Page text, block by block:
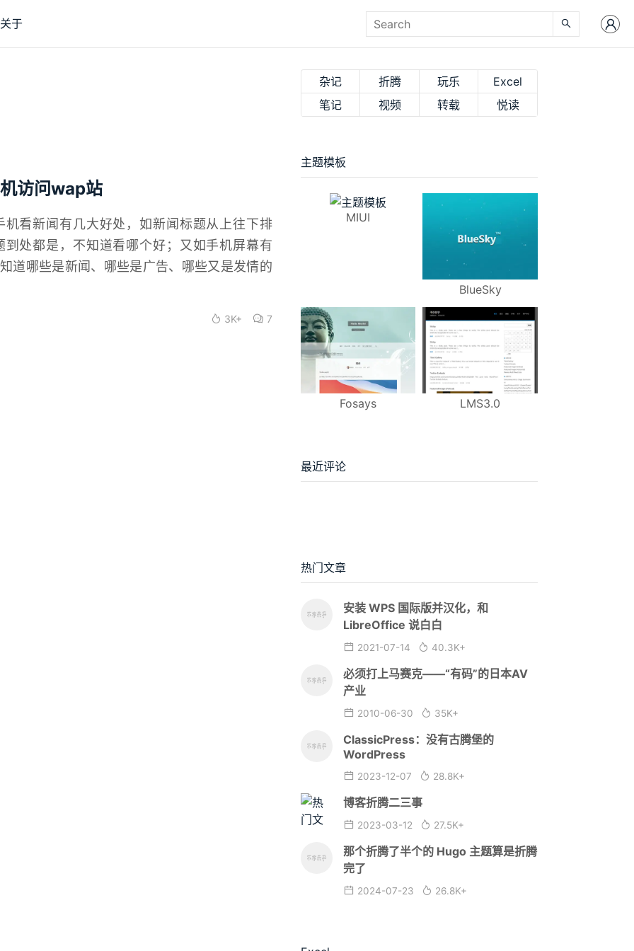
关于
访问wap站
看新闻有几大好处，如新闻标题从上往下排
处都是，不知道看哪个好；又如手机屏幕有
道哪些是新闻、哪些是广告、哪些又是发情的
3K+ 7
杂记 折腾 玩乐
Excel
笔记
视频 转载 悦读
主题模板
MIUI
BlueSky
Fosays LMS3.0
最近评论
热门文章
安装 WPS 国际版并汉化，和
LibreOffice 说白白
2021-07-14 40.3K+
必须打上马赛克——“有码”的日本AV
产业
2010-06-30 35K+
ClassicPress：没有古腾堡的
WordPress
2023-12-07 28.8K+
博客折腾二三事
2023-03-12 27.5K+
那个折腾了半个的 Hugo 主题算是折腾
完了
2024-07-23 26.8K+